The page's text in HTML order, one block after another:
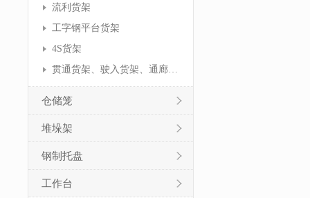
流利货架
工字钢平台货架
4S货架
贯通货架、驶入货架、通廊货架
仓储笼
堆垛架
钢制托盘
工作台